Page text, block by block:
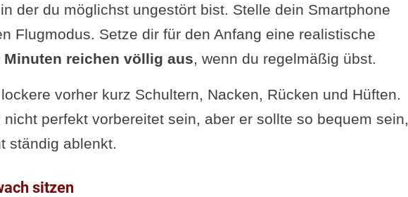
der du möglichst ungestört bist. Stelle dein Smartphone
Flugmodus. Setze dir für den Anfang eine realistische
Minuten reichen völlig aus, wenn du regelmäßig übst.
vorher kurz Schultern, Nacken, Rücken und Hüften.
nicht perfekt vorbereitet sein, aber er sollte so bequem sein,
ständig ablenkt.
sitzen